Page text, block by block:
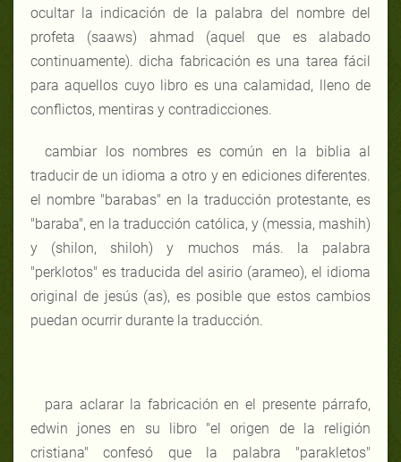
ocultar la indicación de la palabra del nombre del
profeta (saaws) ahmad (aquel que es alabado
continuamente). dicha fabricación es una tarea fácil
para aquellos cuyo libro es una calamidad, lleno de
conflictos, mentiras y contradicciones.
cambiar los nombres es común en la biblia al
traducir de un idioma a otro y en ediciones diferentes.
el nombre "barabas" en la traducción protestante, es
"baraba", en la traducción católica, y (messia, mashih)
y (shilon, shiloh) y muchos más. la palabra
"perklotos" es traducida del asirio (arameo), el idioma
original de jesús (as), es posible que estos cambios
puedan ocurrir durante la traducción.
para aclarar la fabricación en el presente párrafo,
edwin jones en su libro "el origen de la religión
cristiana" confesó que la palabra "parakletos"